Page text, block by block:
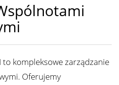
to kompleksowe zarządzanie
Oferujemy